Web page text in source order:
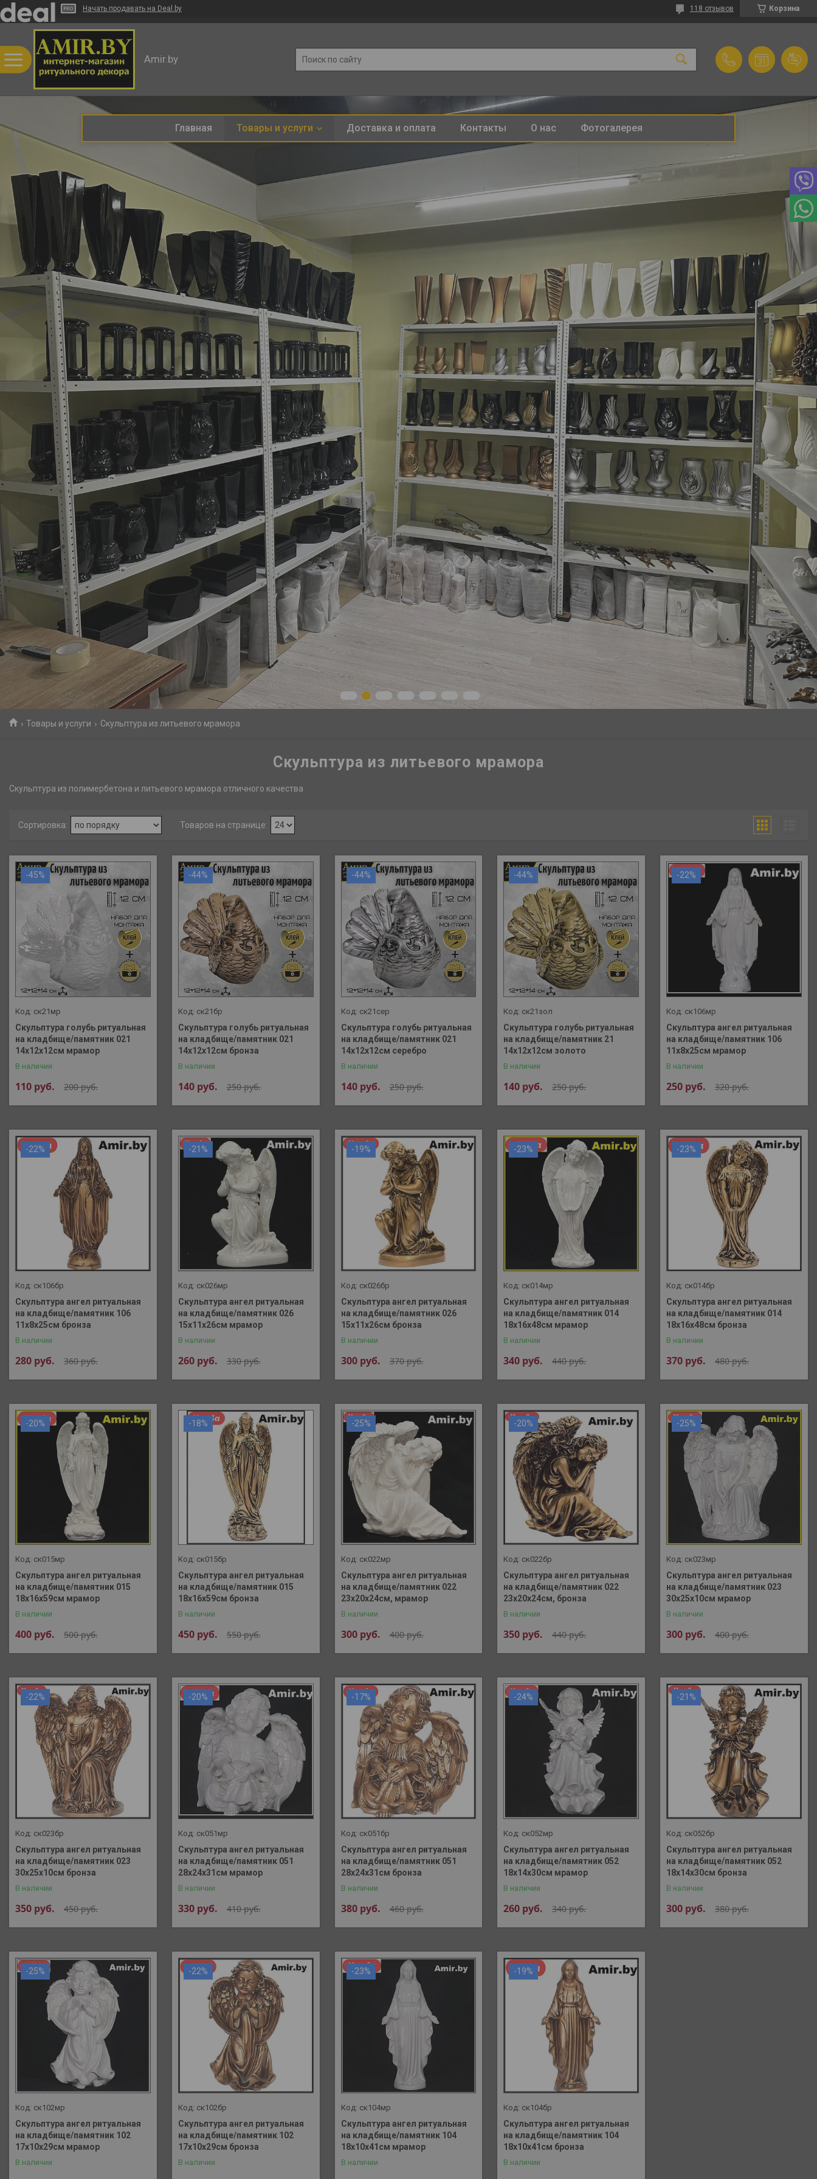
Начать продавать на Deal.by Корзина
118 отзывов
Amir.by
Главная Товары и услуги Доставка и оплата Контакты О нас Фотогалерея
Товары и услуги Скульптура из литьевого мрамора
Скульптура из литьевого мрамора
Скульптура из полимербетона и литьевого мрамора отличного качества
-45%
ск21мр
Скульптура голубь ритуальная
на кладбище/памятник 021
14х12х12см мрамор
В наличии
200руб.
110 руб.
-44%
ск21бр
Скульптура голубь ритуальная
на кладбище/памятник 021
14х12х12см бронза
В наличии
250руб.
140 руб.
-44%
ск21сер
Скульптура голубь ритуальная
на кладбище/памятник 021
14х12х12см серебро
В наличии
250руб.
140 руб.
-44%
ск21зол
Скульптура голубь ритуальная
на кладбище/памятник 21
14х12х12см золото
В наличии
250руб.
140 руб.
-22%
ск106мр
Скульптура ангел ритуальная
на кладбище/памятник 106
11х8х25см мрамор
В наличии
320руб.
250 руб.
-22%
ск106бр
Скульптура ангел ритуальная
на кладбище/памятник 106
11х8х25см бронза
В наличии
360руб.
280 руб.
-21%
ск026мр
Скульптура ангел ритуальная
на кладбище/памятник 026
15х11х26см мрамор
В наличии
330руб.
260 руб.
-19%
ск026бр
Скульптура ангел ритуальная
на кладбище/памятник 026
15х11х26см бронза
В наличии
370руб.
300 руб.
-23%
ск014мр
Скульптура ангел ритуальная
на кладбище/памятник 014
18х16х48см мрамор
В наличии
440руб.
340 руб.
-23%
ск014бр
Скульптура ангел ритуальная
на кладбище/памятник 014
18х16х48см бронза
В наличии
480руб.
370 руб.
-20%
ск015мр
Скульптура ангел ритуальная
на кладбище/памятник 015
18х16х59см мрамор
В наличии
500руб.
400 руб.
-18%
ск015бр
Скульптура ангел ритуальная
на кладбище/памятник 015
18х16х59см бронза
В наличии
550руб.
450 руб.
-25%
ск022мр
Скульптура ангел ритуальная
на кладбище/памятник 022
23х20х24см, мрамор
В наличии
400руб.
300 руб.
-20%
ск022бр
Скульптура ангел ритуальная
на кладбище/памятник 022
23х20х24см, бронза
В наличии
440руб.
350 руб.
-25%
ск023мр
Скульптура ангел ритуальная
на кладбище/памятник 023
30х25х10см мрамор
В наличии
400руб.
300 руб.
-22%
ск023бр
Скульптура ангел ритуальная
на кладбище/памятник 023
30х25х10см бронза
В наличии
450руб.
350 руб.
-20%
ск051мр
Скульптура ангел ритуальная
на кладбище/памятник 051
28х24х31см мрамор
В наличии
410руб.
330 руб.
-17%
ск051бр
Скульптура ангел ритуальная
на кладбище/памятник 051
28х24х31см бронза
В наличии
460руб.
380 руб.
-24%
ск052мр
Скульптура ангел ритуальная
на кладбище/памятник 052
18х14х30см мрамор
В наличии
340руб.
260 руб.
-21%
ск052бр
Скульптура ангел ритуальная
на кладбище/памятник 052
18х14х30см бронза
В наличии
380руб.
300 руб.
-25%
ск102мр
Скульптура ангел ритуальная
на кладбище/памятник 102
17х10х29см мрамор
В наличии
-22%
ск102бр
Скульптура ангел ритуальная
на кладбище/памятник 102
17х10х29см бронза
В наличии
-23%
ск104мр
Скульптура ангел ритуальная
на кладбище/памятник 104
18х10х41см мрамор
В наличии
-19%
ск104бр
Скульптура ангел ритуальная
на кладбище/памятник 104
18х10х41см бронза
В наличии